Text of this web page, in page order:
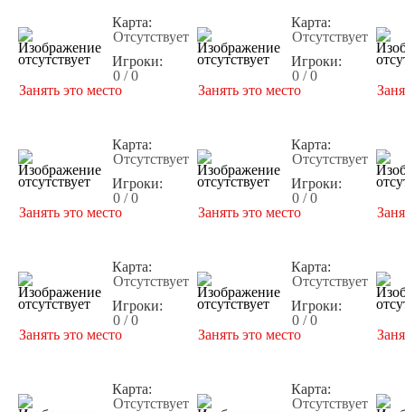
Карта:
Отсутствует
Игроки:
0 / 0
Занять это место
Карта:
Отсутствует
Игроки:
0 / 0
Занять это место
Карта:
Отсутствует
Игроки:
0 / 0
Занять это место
Карта:
Отсутствует
Игроки:
0 / 0
Занять это место
Карта:
Отсутствует
Игроки:
0 / 0
Занять это место
Карта:
Отсутствует
Игроки:
0 / 0
Занять это место
Карта:
Отсутствует
Карта:
Отсутствует